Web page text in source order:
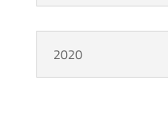
2020